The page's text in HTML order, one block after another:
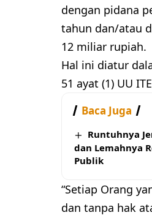
dengan pidana
tahun dan/atau
12 miliar rupiah.
Hal ini diatur
51 ayat (1) UU
Baca Juga
Runtuhnya
dan Lemahnya
Publik
“Setiap Orang
dan tanpa hak